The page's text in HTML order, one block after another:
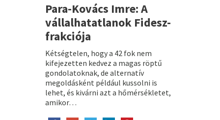
Para-Kovács Imre: A
vállalhatatlanok Fidesz-
frakciója
Kétségtelen, hogy a 42 fok nem
kifejezetten kedvez a magas röptű
gondolatoknak, de alternatív
megoldásként például kussolni is
lehet, és kivárni azt a hőmérsékletet,
amikor…